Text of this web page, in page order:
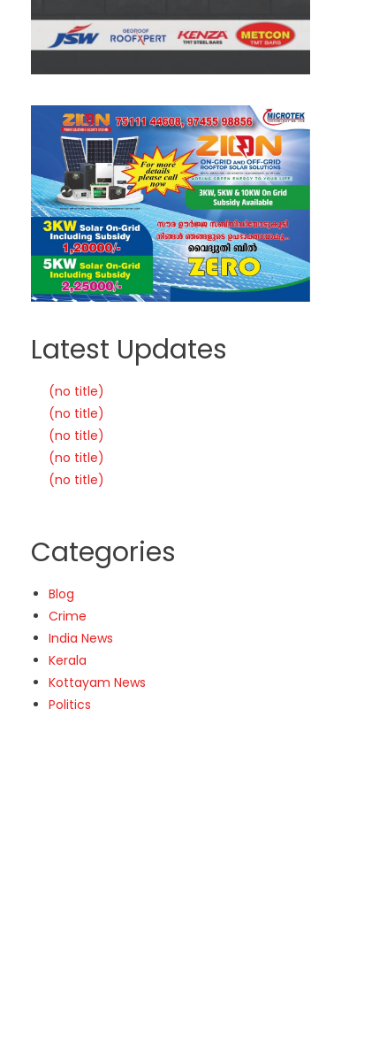
Latest Updates
(no title)
(no title)
(no title)
(no title)
(no title)
Categories
Blog
Crime
India News
Kerala
Kottayam News
Politics